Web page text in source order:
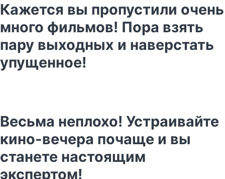
Кажется вы пропустили очень
много фильмов! Пора взять
пару выходных и наверстать
упущенное!
Весьма неплохо! Устраивайте
кино-вечера почаще и вы
станете настоящим
экспертом!